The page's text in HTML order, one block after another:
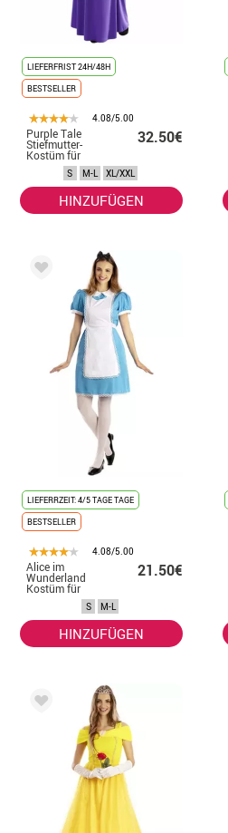
LIEFERFRIST 24H/48H
BESTSELLER
4.08/5.00
Purple Tale
Stiefmutter-
Kostüm für
32.50€
S M-L XL/XXL
HINZUFÜGEN
LIEFERRZEIT: 4/5 TAGE TAGE
BESTSELLER
4.08/5.00
Alice im
Wunderland
Kostüm für
21.50€
S M-L
HINZUFÜGEN